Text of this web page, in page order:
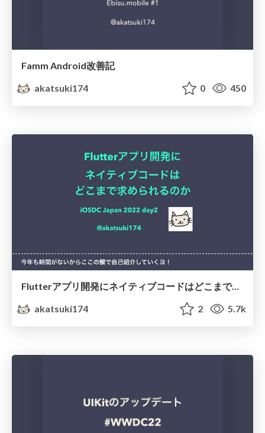
Famm Android改善記
akatsuki174
0 450
Flutterアプリ開発にネイティブコードはどこまで求められるのか
akatsuki174
2 5.7k